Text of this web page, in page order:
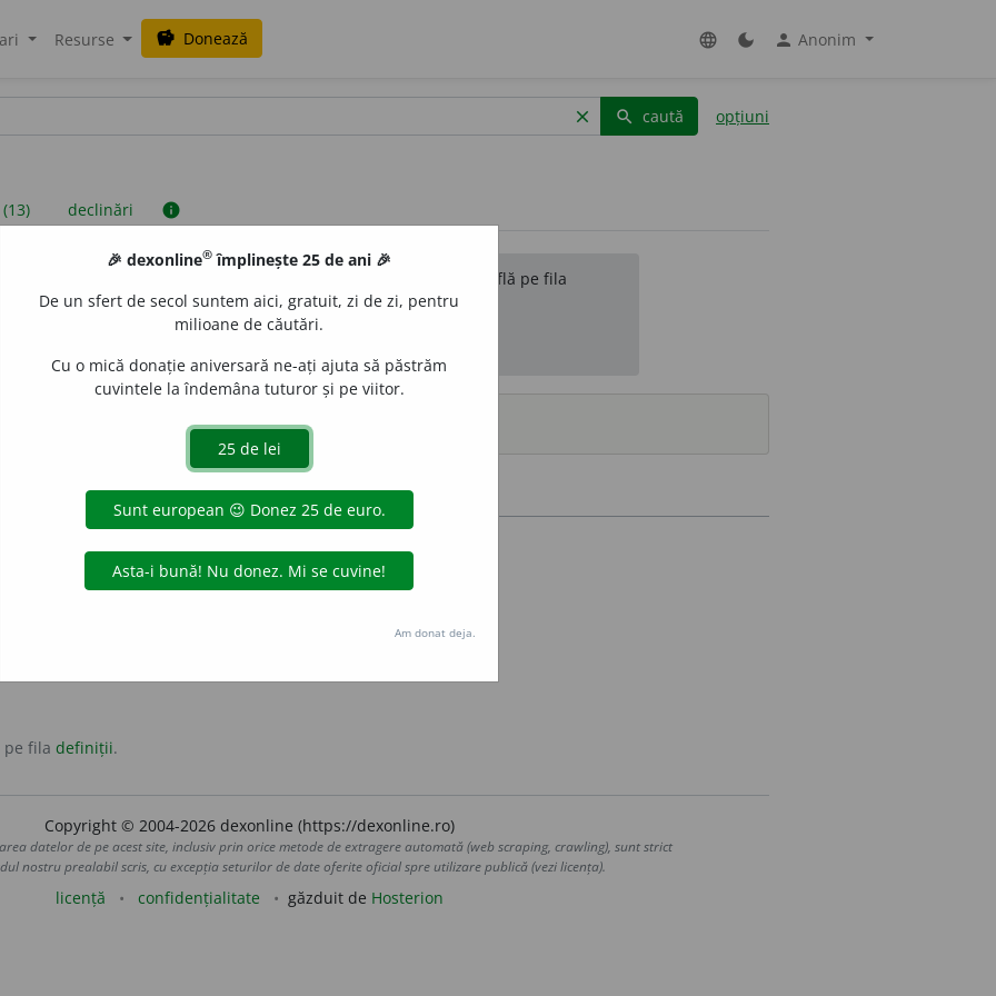
Resurse savings Donează language dark_mode person Anonim
clear search caută opțiuni
declinări info
sunt compilate de echipa dexonline. Definițiile originale se află pe fila
reordona filele pe pagina depreferințe.
surse
de la rădăcină, ca o tufă;
pe fila definiții.
Copyright © 2004-2026 dexonline (https://dexonline.ro)
datelor de pe acest site, inclusiv prin orice metode de extragere automată (web scraping, crawling), sunt strict
nostru prealabil scris, cu excepția seturilor de date oferite oficial spre utilizare publică (vezi licența).
licență confidențialitate găzduit de Hosterion
🎉 dexonline® împlinește 25 de ani 🎉
De un sfert de secol suntem aici, gratuit, zi de zi, pentru
milioane de căutări.
Cu o mică donație aniversară ne-ați ajuta să păstrăm
cuvintele la îndemâna tuturor și pe viitor.
Am donat deja.